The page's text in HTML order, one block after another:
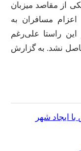
۲۰۲۲ فوتبال یکی از مقاصد میزبان
مسافران به
راستا علی‌رغم
حاصل نشد. به گزارش